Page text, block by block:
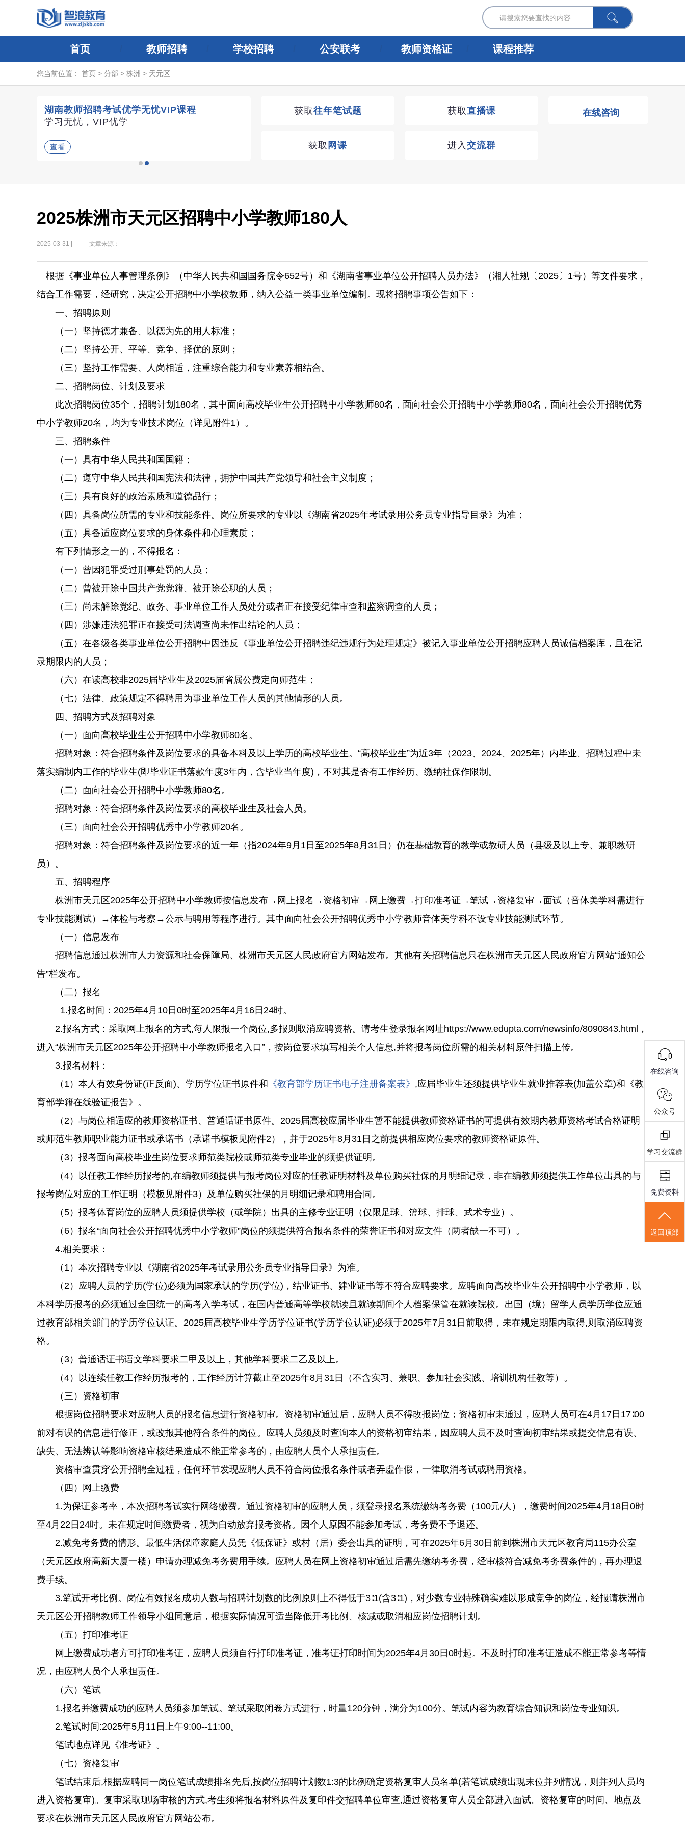
首页 教师招聘 学校招聘 公安联考 教师资格证 课程推荐
您当前位置： 首页 > 分部 > 株洲 > 天元区
湖南教师招聘考试优学无忧VIP课程
学习无忧，VIP优学
查看
获取往年笔试题 获取直播课
获取 网课 进入 交流群
在线咨询
2025株洲市天元区招聘中小学教师180人
2025-03-31 | 文章来源：
根据《事业单位人事管理条例》（中华人民共和国国务院令652号）和《湖南省事业单位公开招聘人员办法》（湘人社规〔2025〕1号）等文件要求，
结合工作需要，经研究，决定公开招聘中小学校教师，纳入公益一类事业单位编制。现将招聘事项公告如下：
一、招聘原则
（一）坚持德才兼备、以德为先的用人标准；
（二）坚持公开、平等、竞争、择优的原则；
（三）坚持工作需要、人岗相适，注重综合能力和专业素养相结合。
二、招聘岗位、计划及要求
此次招聘岗位35个，招聘计划180名，其中面向高校毕业生公开招聘中小学教师80名，面向社会公开招聘中小学教师80名，面向社会公开招聘优秀
中小学教师20名，均为专业技术岗位（详见附件1）。
三、招聘条件
（一）具有中华人民共和国国籍；
（二）遵守中华人民共和国宪法和法律，拥护中国共产党领导和社会主义制度；
（三）具有良好的政治素质和道德品行；
（四）具备岗位所需的专业和技能条件。岗位所要求的专业以《湖南省2025年考试录用公务员专业指导目录》为准；
（五）具备适应岗位要求的身体条件和心理素质；
有下列情形之一的，不得报名：
（一）曾因犯罪受过刑事处罚的人员；
（二）曾被开除中国共产党党籍、被开除公职的人员；
（三）尚未解除党纪、政务、事业单位工作人员处分或者正在接受纪律审查和监察调查的人员；
（四）涉嫌违法犯罪正在接受司法调查尚未作出结论的人员；
（五）在各级各类事业单位公开招聘中因违反《事业单位公开招聘违纪违规行为处理规定》被记入事业单位公开招聘应聘人员诚信档案库，且在记
录期限内的人员；
（六）在读高校非2025届毕业生及2025届省属公费定向师范生；
（七）法律、政策规定不得聘用为事业单位工作人员的其他情形的人员。
四、招聘方式及招聘对象
（一）面向高校毕业生公开招聘中小学教师80名。
招聘对象：符合招聘条件及岗位要求的具备本科及以上学历的高校毕业生。“高校毕业生”为近3年（2023、2024、2025年）内毕业、招聘过程中未
落实编制内工作的毕业生(即毕业证书落款年度3年内，含毕业当年度)，不对其是否有工作经历、缴纳社保作限制。
（二）面向社会公开招聘中小学教师80名。
招聘对象：符合招聘条件及岗位要求的高校毕业生及社会人员。
（三）面向社会公开招聘优秀中小学教师20名。
招聘对象：符合招聘条件及岗位要求的近一年（指2024年9月1日至2025年8月31日）仍在基础教育的教学或教研人员（县级及以上专、兼职教研
员）。
五、招聘程序
株洲市天元区2025年公开招聘中小学教师按信息发布→网上报名→资格初审→网上缴费→打印准考证→笔试→资格复审→面试（音体美学科需进行
专业技能测试）→体检与考察→公示与聘用等程序进行。其中面向社会公开招聘优秀中小学教师音体美学科不设专业技能测试环节。
（一）信息发布
招聘信息通过株洲市人力资源和社会保障局、株洲市天元区人民政府官方网站发布。其他有关招聘信息只在株洲市天元区人民政府官方网站“通知公
告”栏发布。
（二）报名
1.报名时间：2025年4月10日0时至2025年4月16日24时。
2.报名方式：采取网上报名的方式,每人限报一个岗位,多报则取消应聘资格。请考生登录报名网址https://www.edupta.com/newsinfo/8090843.html，
进入“株洲市天元区2025年公开招聘中小学教师报名入口”，按岗位要求填写相关个人信息,并将报考岗位所需的相关材料原件扫描上传。
3.报名材料：
（1）本人有效身份证(正反面)、学历学位证书原件和 《教育部学历证书电子注册备案表》 ,应届毕业生还须提供毕业生就业推荐表(加盖公章)和《教
育部学籍在线验证报告》。
（2）与岗位相适应的教师资格证书、普通话证书原件。2025届高校应届毕业生暂不能提供教师资格证书的可提供有效期内教师资格考试合格证明
或师范生教师职业能力证书或承诺书（承诺书模板见附件2），并于2025年8月31日之前提供相应岗位要求的教师资格证原件。
（3）报考面向高校毕业生岗位要求师范类院校或师范类专业毕业的须提供证明。
（4）以任教工作经历报考的,在编教师须提供与报考岗位对应的任教证明材料及单位购买社保的月明细记录，非在编教师须提供工作单位出具的与
报考岗位对应的工作证明（模板见附件3）及单位购买社保的月明细记录和聘用合同。
（5）报考体育岗位的应聘人员须提供学校（或学院）出具的主修专业证明（仅限足球、篮球、排球、武术专业）。
（6）报名“面向社会公开招聘优秀中小学教师”岗位的须提供符合报名条件的荣誉证书和对应文件（两者缺一不可）。
4.相关要求：
（1）本次招聘专业以《湖南省2025年考试录用公务员专业指导目录》为准。
（2）应聘人员的学历(学位)必须为国家承认的学历(学位)，结业证书、肄业证书等不符合应聘要求。应聘面向高校毕业生公开招聘中小学教师，以
本科学历报考的必须通过全国统一的高考入学考试，在国内普通高等学校就读且就读期间个人档案保管在就读院校。出国（境）留学人员学历学位应通
过教育部相关部门的学历学位认证。2025届高校毕业生学历学位证书(学历学位认证)必须于2025年7月31日前取得，未在规定期限内取得,则取消应聘资
格。
（3）普通话证书语文学科要求二甲及以上，其他学科要求二乙及以上。
（4）以连续任教工作经历报考的，工作经历计算截止至2025年8月31日（不含实习、兼职、参加社会实践、培训机构任教等）。
（三）资格初审
根据岗位招聘要求对应聘人员的报名信息进行资格初审。资格初审通过后，应聘人员不得改报岗位；资格初审未通过，应聘人员可在4月17日17∶00
前对有误的信息进行修正，或改报其他符合条件的岗位。应聘人员须及时查询本人的资格初审结果，因应聘人员不及时查询初审结果或提交信息有误、
缺失、无法辨认等影响资格审核结果造成不能正常参考的，由应聘人员个人承担责任。
资格审查贯穿公开招聘全过程，任何环节发现应聘人员不符合岗位报名条件或者弄虚作假，一律取消考试或聘用资格。
（四）网上缴费
1.为保证参考率，本次招聘考试实行网络缴费。通过资格初审的应聘人员，须登录报名系统缴纳考务费（100元/人），缴费时间2025年4月18日0时
至4月22日24时。未在规定时间缴费者，视为自动放弃报考资格。因个人原因不能参加考试，考务费不予退还。
2.减免考务费的情形。最低生活保障家庭人员凭《低保证》或村（居）委会出具的证明，可在2025年6月30日前到株洲市天元区教育局115办公室
（天元区政府高新大厦一楼）申请办理减免考务费用手续。应聘人员在网上资格初审通过后需先缴纳考务费，经审核符合减免考务费条件的，再办理退
费手续。
3.笔试开考比例。岗位有效报名成功人数与招聘计划数的比例原则上不得低于3∶1(含3∶1)，对少数专业特殊确实难以形成竞争的岗位，经报请株洲市
天元区公开招聘教师工作领导小组同意后，根据实际情况可适当降低开考比例、核减或取消相应岗位招聘计划。
（五）打印准考证
网上缴费成功者方可打印准考证，应聘人员须自行打印准考证，准考证打印时间为2025年4月30日0时起。不及时打印准考证造成不能正常参考等情
况，由应聘人员个人承担责任。
（六）笔试
1.报名并缴费成功的应聘人员须参加笔试。笔试采取闭卷方式进行，时量120分钟，满分为100分。笔试内容为教育综合知识和岗位专业知识。
2.笔试时间:2025年5月11日上午9:00--11:00。
笔试地点详见《准考证》。
（七）资格复审
笔试结束后,根据应聘同一岗位笔试成绩排名先后,按岗位招聘计划数1:3的比例确定资格复审人员名单(若笔试成绩出现末位并列情况，则并列人员均
进入资格复审)。复审采取现场审核的方式,考生须将报名材料原件及复印件交招聘单位审查,通过资格复审人员全部进入面试。资格复审的时间、地点及
要求在株洲市天元区人民政府官方网站公布。
在线咨询
公众号
学习交流群
免费资料
返回顶部